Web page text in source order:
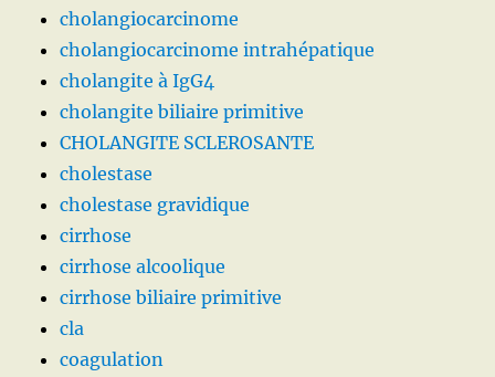
cholangiocarcinome
cholangiocarcinome intrahépatique
cholangite à IgG4
cholangite biliaire primitive
CHOLANGITE SCLEROSANTE
cholestase
cholestase gravidique
cirrhose
cirrhose alcoolique
cirrhose biliaire primitive
cla
coagulation